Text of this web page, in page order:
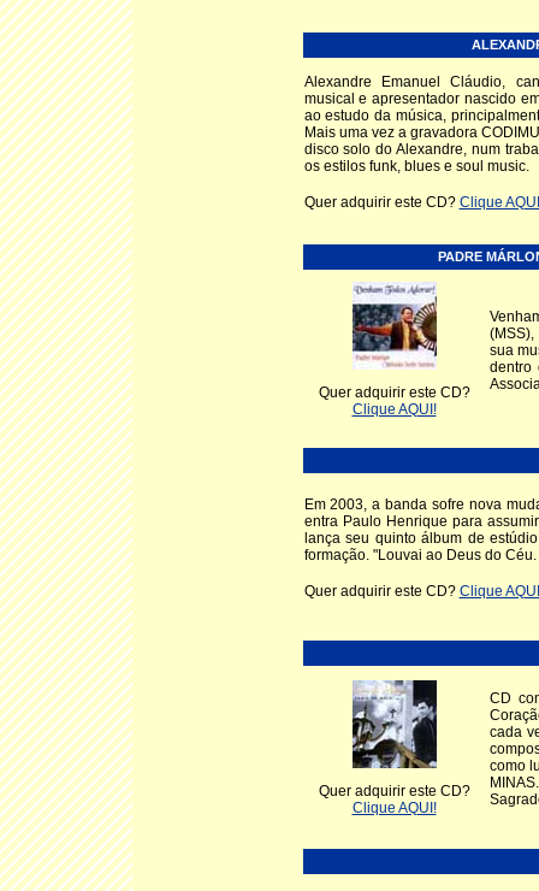
Alexandre Emanuel Cláudio,
musical e apresentador nascido
ao estudo da música,
Mais uma vez a gravadora
disco solo do Alexandre, num
os estilos funk, blues e soul music.
Quer adquirir este CD? Clique
PADRE
Quer adquirir este CD?
Clique AQUI!
sua
dentro
Em 2003, a banda sofre nova
entra Paulo Henrique para
lança seu quinto álbum de
formação. "Louvai ao Deus do
Quer adquirir este CD? Clique
Quer adquirir este CD?
Clique AQUI!
CD
cada
como